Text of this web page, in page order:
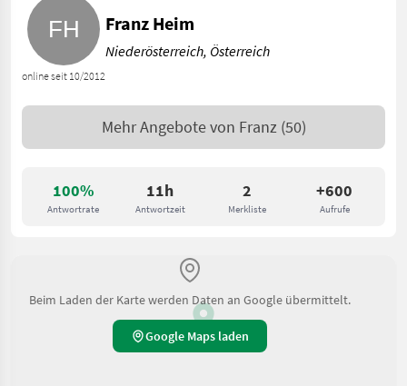
100%
Antwortrate
11h
Antwortzeit
2
Merkliste
+600
Aufrufe
online seit 10/2012
Franz Heim
Niederösterreich, Österreich
Mehr Angebote von Franz (50)
Beim Laden der Karte werden Daten an Google übermittelt.
Google Maps laden